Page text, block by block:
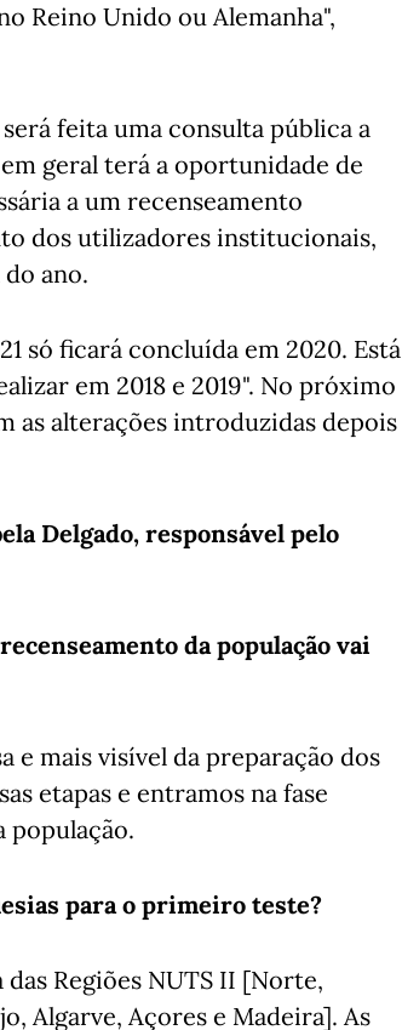
Reino Unido ou Alemanha",
feita uma consulta pública a
geral terá a oportunidade de
a um recenseamento
dos utilizadores institucionais,
ano.
só ficará concluída em 2020. Está
em 2018 e 2019". No próximo
as alterações introduzidas depois
Delgado, responsável pelo
da população vai
e mais visível da preparação dos
etapas e entramos na fase
população.
para o primeiro teste?
Regiões NUTS II [Norte,
Algarve, Açores e Madeira]. As